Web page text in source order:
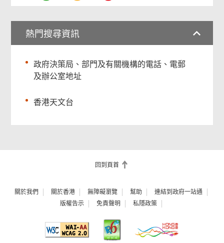
熱門搜尋資訊
政府決策局、部門及有關機構的電話、電郵
及辦公室地址
香港天文台
回到頁首
關於我們 關於香港 無障礙瀏覽 幫助
連結到政府一站通
版權告示
免責聲明 私隱政策